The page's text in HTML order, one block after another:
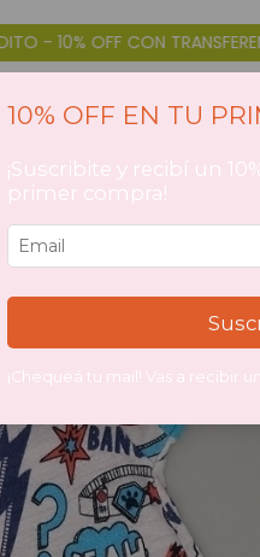
TRANSFERENCIA 3
10% OFF EN TU
¡Suscribite y recibí un
primer compra!
¡Chequeá tu mail! Vas a recibir